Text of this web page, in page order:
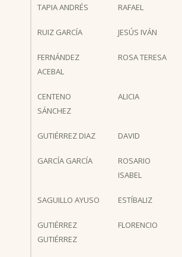
TAPIA ANDRÉS RAFAEL
RUIZ GARCÍA JESÚS IVÁN
FERNÁNDEZ
ACEBAL
ROSA TERESA
CENTENO
SÁNCHEZ
ALICIA
GUTIÉRREZ DIAZ DAVID
GARCÍA GARCÍA
ROSARIO
ISABEL
SAGUILLO AYUSO ESTÍBALIZ
GUTIÉRREZ
GUTIÉRREZ
FLORENCIO